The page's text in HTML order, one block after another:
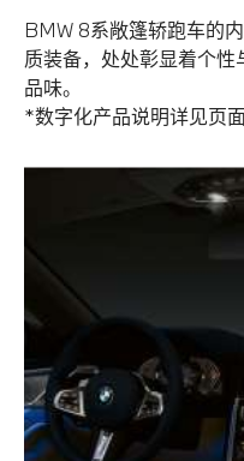
BMW 8系敞篷轿跑车的
质装备，处处彰显着个
品味。
*数字化产品说明详见页